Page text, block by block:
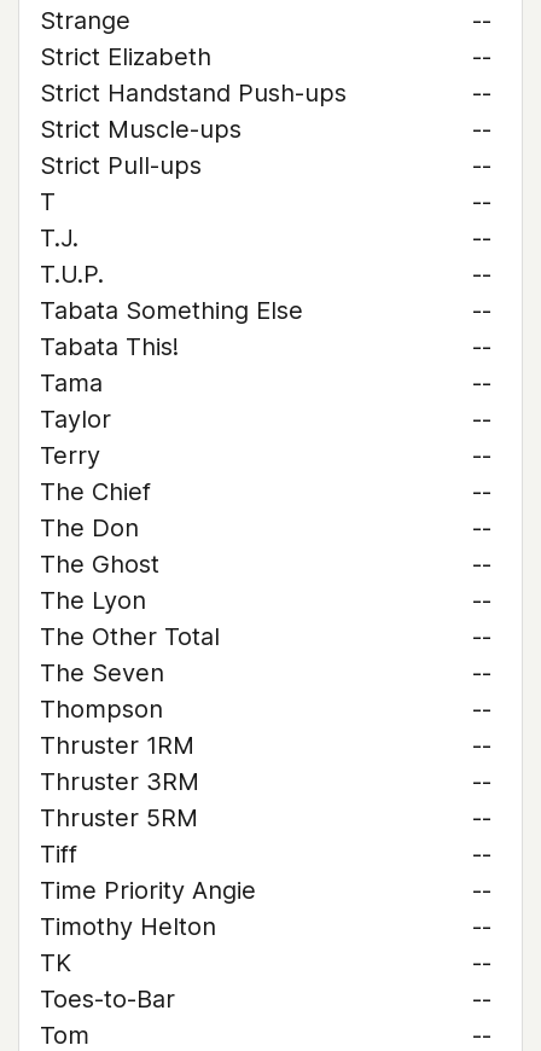
Strange
--
Strict Elizabeth
--
Strict Handstand Push-ups
--
Strict Muscle-ups
--
Strict Pull-ups
--
T
--
T.J.
--
T.U.P.
--
Tabata Something Else
--
Tabata This!
--
Tama
--
Taylor
--
Terry
--
The Chief
--
The Don
--
The Ghost
--
The Lyon
--
The Other Total
--
The Seven
--
Thompson
--
Thruster 1RM
--
Thruster 3RM
--
Thruster 5RM
--
Tiff
--
Time Priority Angie
--
Timothy Helton
--
TK
--
Toes-to-Bar
--
Tom
--